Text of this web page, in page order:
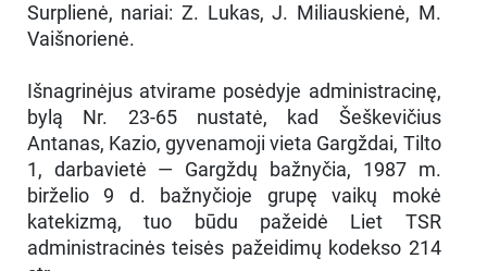
Surplienė, nariai: Z. Lukas, J. Miliauskienė, M.
Vaišnorienė.
Išnagrinėjus atvirame posėdyje administracinę,
bylą Nr. 23-65 nustatė, kad Šeškevičius
Antanas, Kazio, gyvenamoji vieta Gargždai, Tilto
1, darbavietė — Gargždų bažnyčia, 1987 m.
birželio 9 d. bažnyčioje grupę vaikų mokė
katekizmą, tuo būdu pažeidė Liet TSR
administracinės teisės pažeidimų kodekso 214